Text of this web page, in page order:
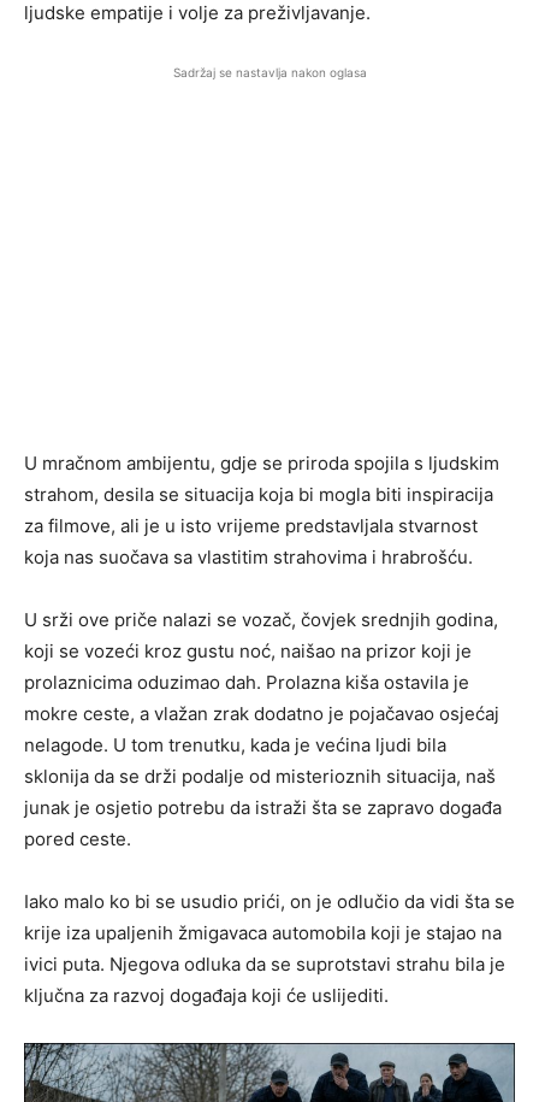
ljudske empatije i volje za preživljavanje.
Sadržaj se nastavlja nakon oglasa
U mračnom ambijentu, gdje se priroda spojila s ljudskim
strahom, desila se situacija koja bi mogla biti inspiracija
za filmove, ali je u isto vrijeme predstavljala stvarnost
koja nas suočava sa vlastitim strahovima i hrabrošću.
U srži ove priče nalazi se vozač, čovjek srednjih godina,
koji se vozeći kroz gustu noć, naišao na prizor koji je
prolaznicima oduzimao dah. Prolazna kiša ostavila je
mokre ceste, a vlažan zrak dodatno je pojačavao osjećaj
nelagode. U tom trenutku, kada je većina ljudi bila
sklonija da se drži podalje od misterioznih situacija, naš
junak je osjetio potrebu da istraži šta se zapravo događa
pored ceste.
Iako malo ko bi se usudio prići, on je odlučio da vidi šta se
krije iza upaljenih žmigavaca automobila koji je stajao na
ivici puta. Njegova odluka da se suprotstavi strahu bila je
ključna za razvoj događaja koji će uslijediti.